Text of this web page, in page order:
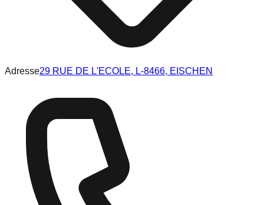
Adresse29 RUE DE L'ECOLE, L-8466, EISCHEN